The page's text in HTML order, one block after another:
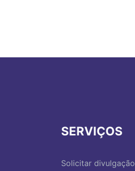
SERVIÇOS
Solicitar divulgação